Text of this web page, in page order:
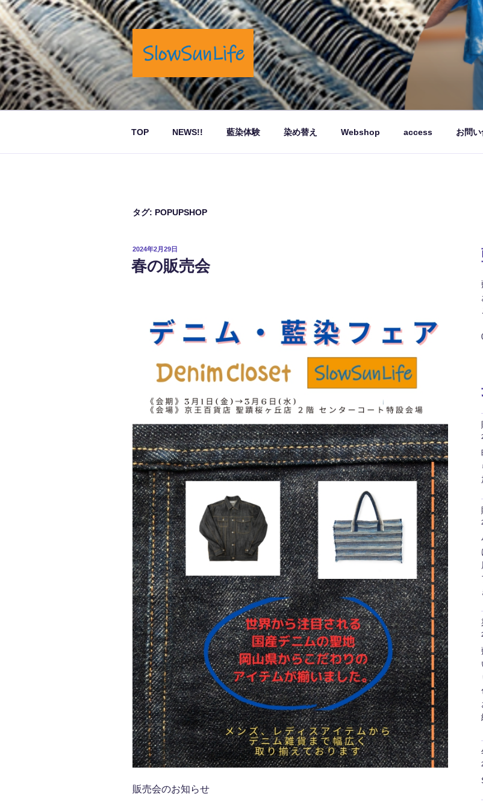
コ
ン
テ
ン
ツ
へ
ス
キ
岡山市奉還町でカフェと藍染商品を製造販売しています。
TOP NEWS!! 藍染体験 染め替え Webshop access お問
タグ: POPUPSHOP
投
稿
日:
2024年2月29日
春の販売会
販売会のお知らせ